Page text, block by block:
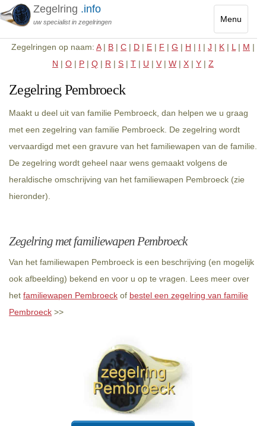
Menu
Toggle
Zegelring .info
uw specialist in zegelringen
Zegelringen op naam: A| B | C | D | E | F | G | H | I | J | K | L | M |
N | O | P | Q | R | S | T | U | V | W | X | Y | Z
Zegelring Pembroeck
Maakt u deel uit van familie Pembroeck, dan helpen we u graag
met een zegelring van familie Pembroeck. De zegelring wordt
vervaardigd met een gravure van het familiewapen van de familie.
De zegelring wordt geheel naar wens gemaakt volgens de
heraldische omschrijving van het familiewapen Pembroeck (zie
hieronder).
Zegelring met familiewapen Pembroeck
Van het familiewapen Pembroeck is een beschrijving (en mogelijk
ook afbeelding) bekend en voor u op te vragen. Lees meer over
het familiewapen Pembroeck of bestel een zegelring van familie
Pembroeck >>